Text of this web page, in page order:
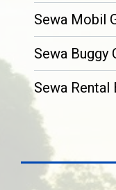
Sewa Mobil
Sewa Buggy
Sewa Rental